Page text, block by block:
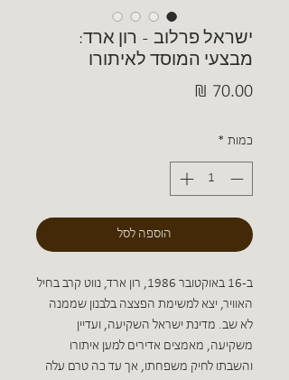
ישראל פרלוב - רון ארד:
מבצעי המוסד לאיתורו
כמות *
הוספה לסל
ב-16 באוקטובר 1986, רון ארד, נווט קרב בחיל
האוויר, יצא למשימת הפצצה בלבנון שממנה
לא שב. מדינת ישראל השקיעה, ועדיין
משקיעה, מאמצים אדירים למען איתורו
והשבתו לחיק משפחתו, אך עד כה טרם עלה